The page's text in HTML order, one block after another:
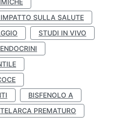
SULLA SALUTE
STUDI IN VIVO
BISFENOLO A
TELARCA PREMATURO